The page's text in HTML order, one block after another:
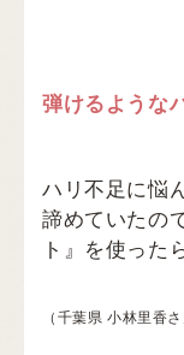
弾けるような
ハリ不足に悩
諦めていたの
ト』を使った
（千葉県 小林里香